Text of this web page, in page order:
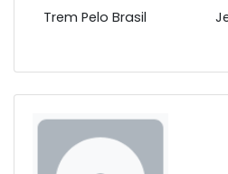
Trem Pelo Brasil